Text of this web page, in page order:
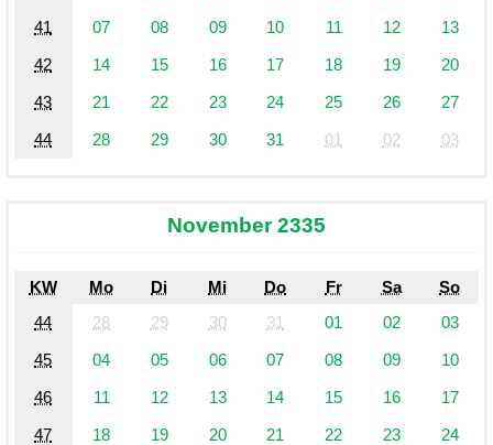
41
07 08 09 10 11 12
13
42
14 15 16 17 18 19
20
43
21 22 23 24 25 26
27
44
28 29 30 31 01 02 03
November 2335
KW Mo Di Mi Do Fr Sa
So
44
28 29 30 31 01 02
03
45
04 05 06 07 08 09
10
46
11 12 13 14 15 16
17
47
18 19 20 21 22 23
24